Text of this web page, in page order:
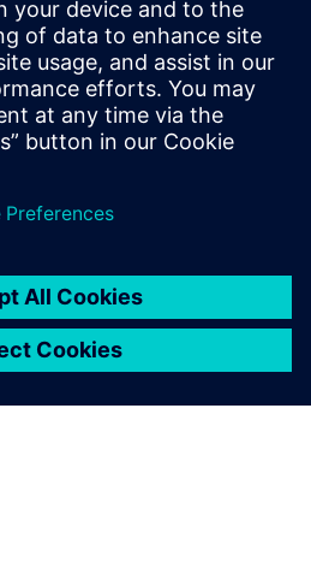
stvarnog i digitalnog svijeta.
Designer
montiranom na glavu